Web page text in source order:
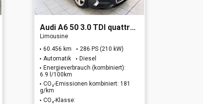
Audi A6 50 3.0 TDI quattro sport (EURO 6d)
Limousine
60.456 km
286 PS (210 kW)
Automatik
Diesel
Energieverbrauch (kombiniert):
6.9 l/100km
CO₂-Emissionen kombiniert: 181
g/km
CO₂-Klasse: